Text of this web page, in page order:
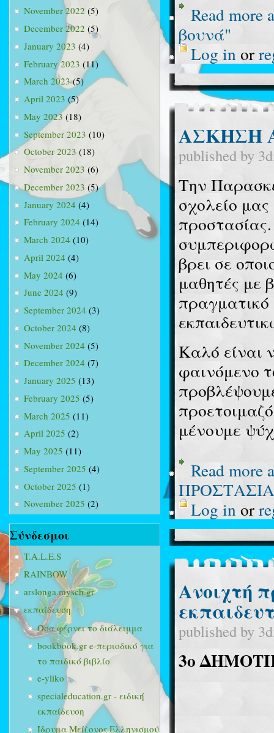
November 2022 (5)
December 2022 (5)
January 2023 (4)
February 2023 (11)
March 2023(5)
April 2023 (5)
May 2023(18)
September 2023 (10)
October 2023 (18)
November 2023 (6)
December 2023 (5)
January 2024 (4)
February 2024 (14)
March 2024 (10)
April 2024 (4)
May 2024 (6)
June 2024 (9)
September 2024 (3)
October 2024 (8)
November 2024 (5)
December 2024 (7)
January 2025 (13)
February 2025 (5)
March 2025 (11)
April 2025 (2)
May 2025 (11)
September 2025 (4)
October 2025 (1)
November 2025 (2)
Σύνδεσμοι
T.A.L.E.S
RAINBOW
arslonga.mysch.gr
εκπαίδευση
Όσα φέρνει το διάλειμμα
bookbook.gr e-περιοδικό για
το παιδικό βιβλίο
e-yliko
specialeducation.gr - ειδική
εκπαίδευση
Ίδρυμα Μείζονος Ελληνισμού
Read more
βουνά"
Log in or
ΑΣΚΗΣΗ
published by
Την
σχολείο
βρει σε
μαθητές με
πραγματικό
Καλό είναι
φαινόμενο
μένουμε
Read more
Log in or
Ανοιχτή
published by
3o